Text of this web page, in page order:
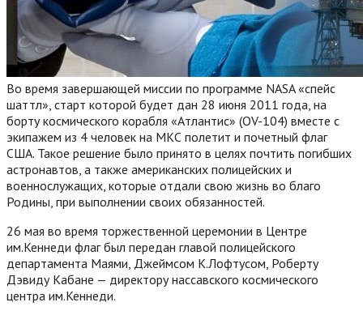
Во время завершающей миссии по программе NASA «спейс
шаттл», старт которой будет дан 28 июня 2011 года, на
борту космического корабля «Атлантис» (OV-104) вместе с
экипажем из 4 человек на МКС полетит и почетный флаг
США. Такое решение было принято в целях почтить погибших
астронавтов, а также американских полицейских и
военнослужащих, которые отдали свою жизнь во благо
Родины, при выполнении своих обязанностей.
26 мая во время торжественной церемонии в Центре
им.Кеннеди флаг был передан главой полицейского
департамента Маями, Джеймсом К.Лофтусом, Роберту
Дэвиду Кабане — директору нассавского космического
центра им.Кеннеди.